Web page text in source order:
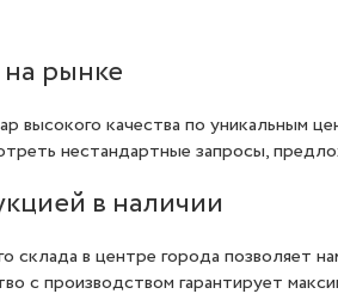
рынке
высокого качества по уникальным
нестандартные запросы,
в наличии
склада в центре города позволяет
с производством гарантирует